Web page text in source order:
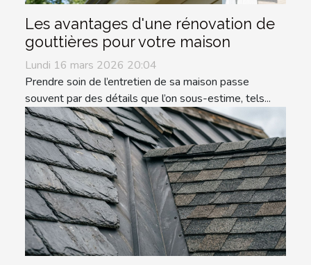
Les avantages d'une rénovation de
gouttières pour votre maison
Lundi 16 mars 2026 20:04
Prendre soin de l’entretien de sa maison passe
souvent par des détails que l’on sous-estime, tels...